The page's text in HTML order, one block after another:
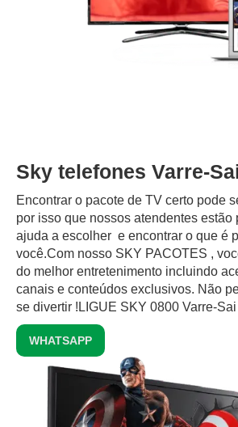
Sky telefones Varre-
Encontrar o pacote de TV certo pode
por isso que nossos atendentes estão
ajuda a escolher e encontrar o que é
você.Com nosso SKY PACOTES ,
do melhor entretenimento incluindo
canais e conteúdos exclusivos.‍ Não
se divertir !LIGUE SKY 0800 Varre-Sai
WHATSAPP